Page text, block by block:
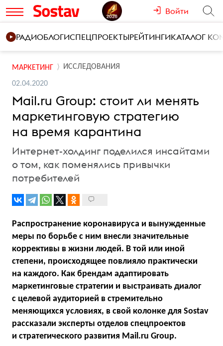
Войти
РАДИОБЛОГИСПЕЦПРОЕКТЫРЕЙТИНГИКАТАЛОГ
МАРКЕТИНГ ИССЛЕДОВАНИЯ
02.04.2020
Mail.ru Group: стоит ли менять
маркетинговую стратегию
на время карантина
Интернет-холдинг поделился инсайтами
о том, как поменялись привычки
потребителей
Распространение коронавируса и вынужденные
меры по борьбе с ним внесли значительные
коррективы в жизни людей. В той или иной
степени, происходящее повлияло практически
на каждого. Как брендам адаптировать
маркетинговые стратегии и выстраивать диалог
с целевой аудиторией в стремительно
меняющихся условиях, в свой колонке для Sostav
рассказали эксперты отделов спецпроектов
и стратегического развития Mail.ru Group.